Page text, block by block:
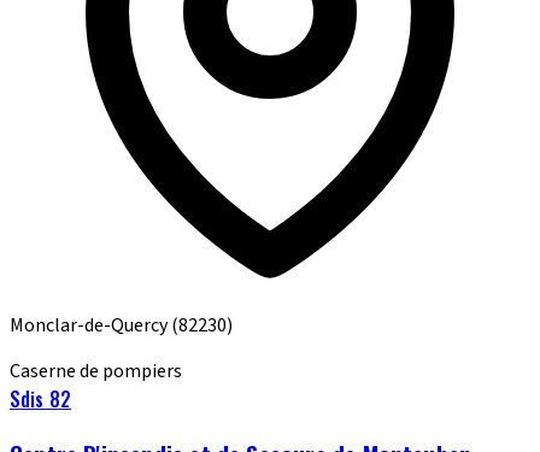
Monclar-de-Quercy(82230)
Caserne de pompiers
Sdis 82